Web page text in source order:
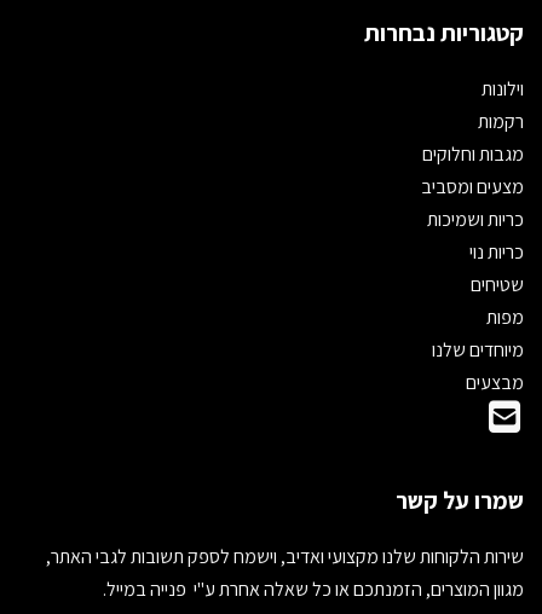
קטגוריות נבחרות
וילונות
רקמות
מגבות וחלוקים
מצעים ומסביב
כריות ושמיכות
כריות נוי
שטיחים
מפות
מיוחדים שלנו
מבצעים
שמרו על קשר
שירות הלקוחות שלנו מקצועי ואדיב, וישמח לספק תשובות לגבי האתר,
מגוון המוצרים, הזמנתכם או כל שאלה אחרת ע"י פנייה במייל.